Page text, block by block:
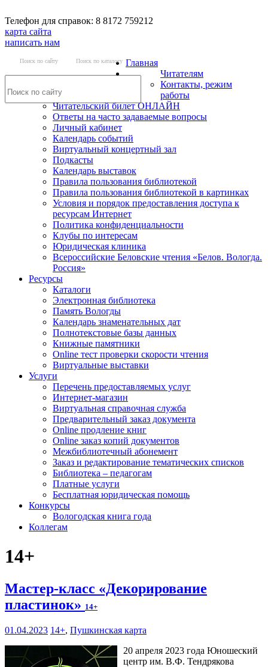
Телефон для справок: 8 8172 759212
карта сайта
написать нам
Поиск по сайту Поиск по каталогу Главная
Читателям
Контакты, режим
работы
Читательский билет ОНЛАЙН
Ответы на часто задаваемые вопросы
Личный кабинет
Календарь событий
Виртуальный концертный зал
Подкасты
Календарь выставок
Правила пользования библиотекой
Правила пользования библиотекой в картинках
Условия и порядок предоставления доступа к
ресурсам Интернет
Политика конфиденциальности
Клубы по интересам
Юридическая клиника
Всероссийские Беловские чтения «Белов. Вологда.
Россия»
Ресурсы
Каталоги
Электронная библиотека
Память Вологды
Календарь знаменательных дат
Полнотекстовые базы данных
Книжные памятники
Online тест проверки скорости чтения
Виртуальные выставки
Услуги
Перечень предоставляемых услуг
Интернет-магазин
Виртуальная справочная служба
Предварительный заказ документа
Online продление книг
Online заказ копий документов
Межбиблиотечный абонемент
Заказ и редактирование тематических списков
Библиотека – педагогам
Платные услуги
Бесплатная юридическая помощь
Конкурсы
Вологодская книга года
Коллегам
14+
Мастер-класс «Декорирование
пластинок» 14+
01.04.2023 14+, Пушкинская карта
20 апреля 2023 года Юношеский
центр им. В.Ф. Тендрякова